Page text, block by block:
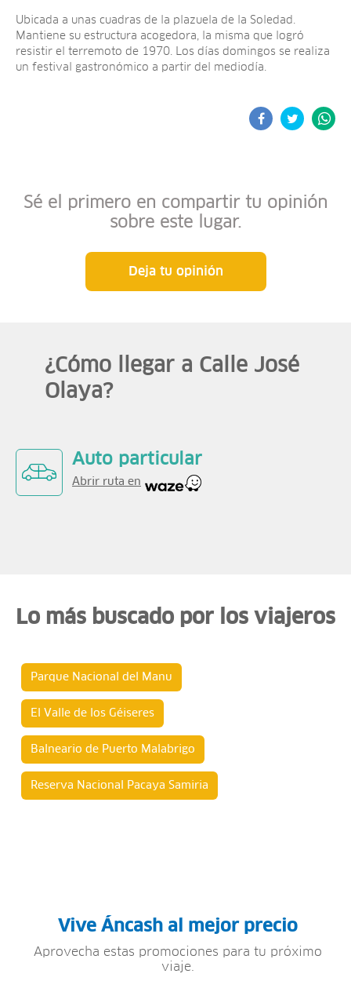
Ubicada a unas cuadras de la plazuela de la Soledad.
Mantiene su estructura acogedora, la misma que logró
resistir el terremoto de 1970. Los días domingos se realiza
un festival gastronómico a partir del mediodía.
Sé el primero en compartir tu opinión
sobre este lugar.
Deja tu opinión
¿Cómo llegar a Calle José
Olaya?
Auto particular
Abrir ruta en
Lo más buscado por los viajeros
Parque Nacional del Manu
El Valle de los Géiseres
Balneario de Puerto Malabrigo
Reserva Nacional Pacaya Samiria
Vive Áncash al mejor precio
Aprovecha estas promociones para tu próximo
viaje.